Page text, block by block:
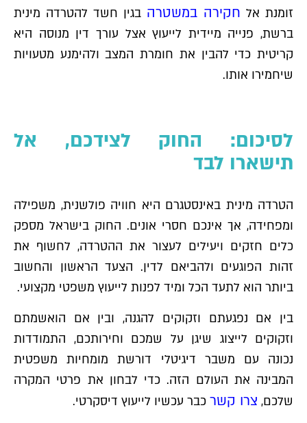
זומנת אל חקירה במשטרה בגין חשד להטרדה מינית
ברשת, פנייה מיידית לייעוץ אצל עורך דין מנוסה היא
קריטית כדי להבין את חומרת המצב ולהימנע מטעויות
שיחמירו אותו.
לסיכום: החוק לצידכם, אל
תישארו לבד
הטרדה מינית באינסטגרם היא חוויה פולשנית, משפילה
ומפחידה, אך אינכם חסרי אונים. החוק בישראל מספק
כלים חזקים ויעילים לעצור את ההטרדה, לחשוף את
זהות הפוגעים ולהביאם לדין. הצעד הראשון והחשוב
ביותר הוא לתעד הכל ומיד לפנות לייעוץ משפטי מקצועי.
בין אם נפגעתם וזקוקים להגנה, ובין אם הואשמתם
וזקוקים לייצוג שיגן על שמכם וחירותכם, התמודדות
נכונה עם משבר דיגיטלי דורשת מומחיות משפטית
המבינה את העולם הזה. כדי לבחון את פרטי המקרה
שלכם, צרו קשר כבר עכשיו לייעוץ דיסקרטי.